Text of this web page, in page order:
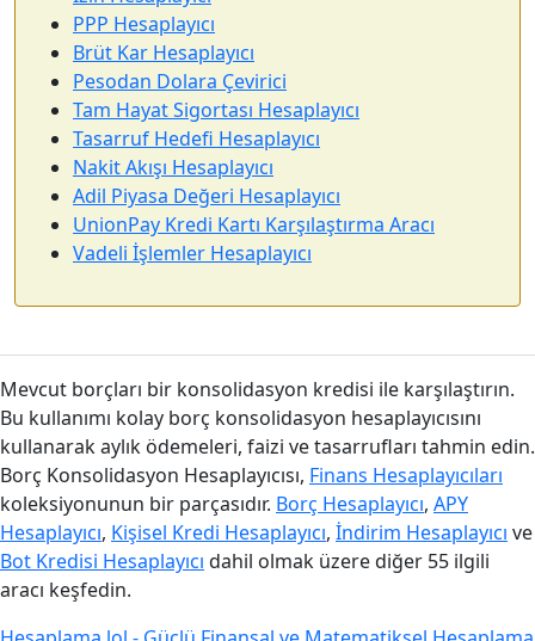
PPP Hesaplayıcı
Brüt Kar Hesaplayıcı
Pesodan Dolara Çevirici
Tam Hayat Sigortası Hesaplayıcı
Tasarruf Hedefi Hesaplayıcı
Nakit Akışı Hesaplayıcı
Adil Piyasa Değeri Hesaplayıcı
UnionPay Kredi Kartı Karşılaştırma Aracı
Vadeli İşlemler Hesaplayıcı
Mevcut borçları bir konsolidasyon kredisi ile karşılaştırın.
Bu kullanımı kolay borç konsolidasyon hesaplayıcısını
kullanarak aylık ödemeleri, faizi ve tasarrufları tahmin edin.
Borç Konsolidasyon Hesaplayıcısı, Finans Hesaplayıcıları
koleksiyonunun bir parçasıdır. Borç Hesaplayıcı, APY
Hesaplayıcı, Kişisel Kredi Hesaplayıcı, İndirim Hesaplayıcı ve
Bot Kredisi Hesaplayıcı dahil olmak üzere diğer 55 ilgili
aracı keşfedin.